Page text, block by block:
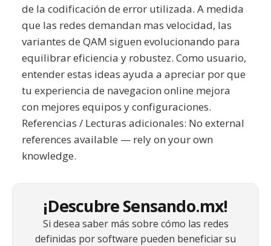
de la codificación de error utilizada. A medida
que las redes demandan mas velocidad, las
variantes de QAM siguen evolucionando para
equilibrar eficiencia y robustez. Como usuario,
entender estas ideas ayuda a apreciar por que
tu experiencia de navegacion online mejora
con mejores equipos y configuraciones.
Referencias / Lecturas adicionales: No external
references available — rely on your own
knowledge.
¡Descubre Sensando.mx!
Si desea saber más sobre cómo las redes
definidas por software pueden beneficiar su